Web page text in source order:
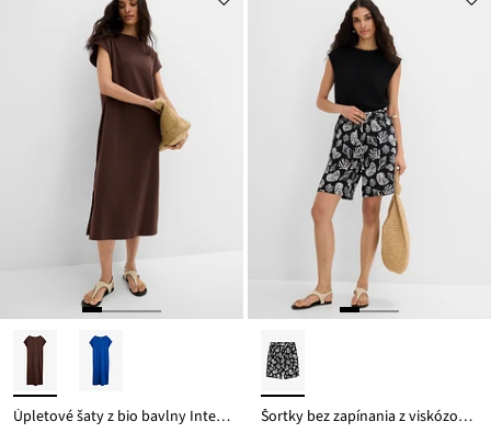
Úpletové šaty z bio bavlny Interlock Šortky bez zapínania z viskózového mixu